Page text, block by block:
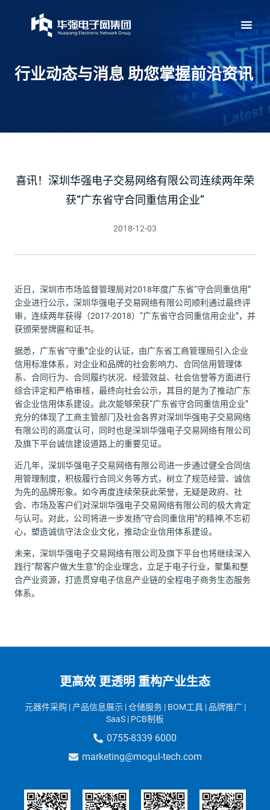
行业动态与消息 助您掌握前沿资讯
喜讯！深圳华强电子交易网络有限公司连续两年荣
获“广东省守合同重信用企业”
2018-12-03
近日，深圳市市场监督管理局对2018年度广东省“守合同重信用”
企业进行公示，深圳华强电子交易网络有限公司顺利通过最终评
审，连续两年获得（2017-2018）“广东省守合同重信用企业”，并
获颁荣誉牌匾和证书。
据悉，广东省“守重”企业的认证，由广东省工商管理局引入企业
信用标准体系，对企业和品牌的社会影响力、合同信用管理体
系、合同行为、合同履约状况、经营效益、社会信誉等方面进行
综合评定和严格审核，最终向社会公示，其目的是为了推动广东
省企业信用体系建设。此次能够荣获“广东省守合同重信用企业”
充分的体现了工商主管部门及社会各界对深圳华强电子交易网络
有限公司的高度认可，同时也是深圳华强电子交易网络有限公司
及旗下平台诚信建设道路上的重要见证。
近几年，深圳华强电子交易网络有限公司进一步通过健全合同信
用管理制度，积极履行合同义务等方式，树立了规范经营、诚信
为先的品牌形象。如今再度连续荣获此荣誉，无疑是政府、社
会、市场及客户们对深圳华强电子交易网络有限公司的极大肯定
与认可。对此，公司将进一步发扬“守合同重信用”的精神,不忘初
心，塑造诚信守法企业文化，推动企业信用体系建设。
未来，深圳华强电子交易网络有限公司及旗下平台也将继续深入
践行“帮客户做大生意”的企业理念，立足于电子行业，聚集和整
合产业资源，打造贯穿电子信息产业链的全程电子商务生态服务
体系。
更高效 更透明 重构产业生态
元器件采购 | 产品信息展示 | 仓储服务 | BOM工具 | 品牌推广 |
SaaS | PCB制板
0755-8339 6000
marketing@mogul-tech.com